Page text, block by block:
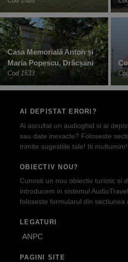
Casa Memorială Anton și
Maria Popescu, Drăcșani
Cod 1533
AI DEPISTAT ERORI?
Ai ascultat un audioghid si ai
sau date inexacte? Foloseste
trimite sugestiile tale! Iti multumim!
OBIECTIV NOU?
Cunosti un nou obiectiv turistic si
introducem in sistemul
foloseste formularul din sectiunea
LEGATURI
ANPC
PAGINI SITE